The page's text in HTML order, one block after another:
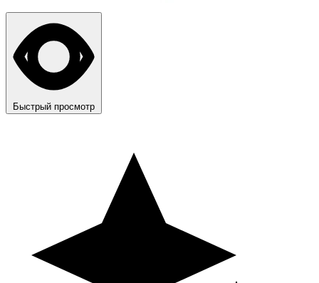
Быстрый просмотр